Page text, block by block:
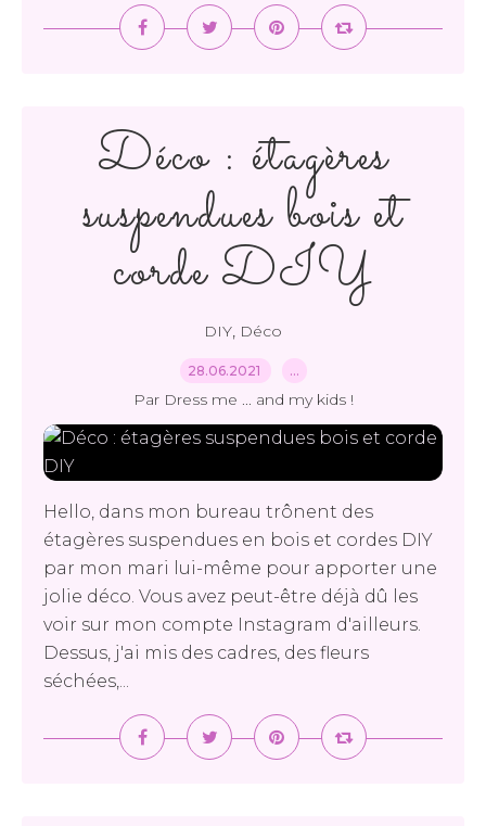
Déco : étagères
suspendues bois et
corde DIY
DIY, Déco
28.06.2021 …
Par Dress me ... and my kids !
Hello, dans mon bureau trônent des
étagères suspendues en bois et cordes DIY
par mon mari lui-même pour apporter une
jolie déco. Vous avez peut-être déjà dû les
voir sur mon compte Instagram d'ailleurs.
Dessus, j'ai mis des cadres, des fleurs
séchées,...